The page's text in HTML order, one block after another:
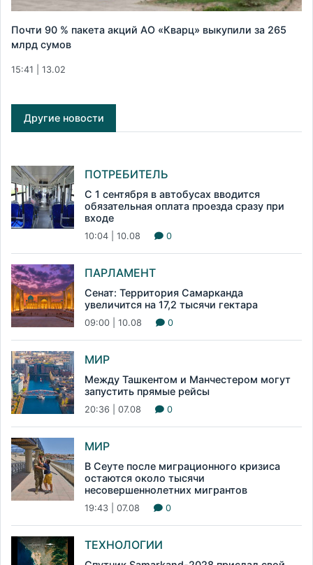
Почти 90 % пакета акций АО «Кварц» выкупили за 265
млрд сумов
15:41 | 13.02
Другие новости
ПОТРЕБИТЕЛЬ
С 1 сентября в автобусах вводится
обязательная оплата проезда сразу при
входе
10:04 | 10.08 0
ПАРЛАМЕНТ
Сенат: Территория Самарканда
увеличится на 17,2 тысячи гектара
09:00 | 10.08 0
МИР
Между Ташкентом и Манчестером могут
запустить прямые рейсы
20:36 | 07.08 0
МИР
В Сеуте после миграционного кризиса
остаются около тысячи
несовершеннолетних мигрантов
19:43 | 07.08 0
ТЕХНОЛОГИИ